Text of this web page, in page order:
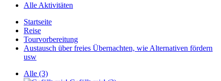
Alle Aktivitäten
Startseite
Reise
Tourvorbereitung
Austausch über freies Übernachten, wie Alternativen fördern
usw
Alle (3)